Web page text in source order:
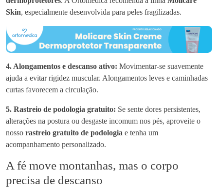
Skin, especialmente desenvolvida para peles fragilizadas.
4. Alongamentos e descanso ativo: Movimentar-se suavemente
ajuda a evitar rigidez muscular. Alongamentos leves e caminhadas
curtas favorecem a circulação.
5. Rastreio de podologia gratuito: Se sente dores persistentes,
alterações na postura ou desgaste incomum nos pés, aproveite o
nosso rastreio gratuito de podologia e tenha um
acompanhamento personalizado.
A fé move montanhas, mas o corpo
precisa de descanso